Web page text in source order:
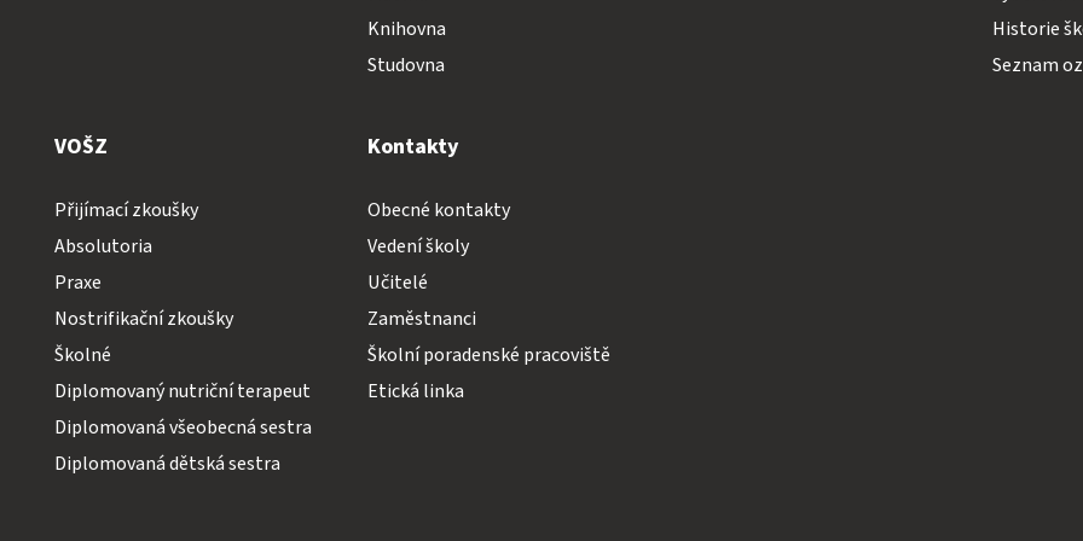
Knihovna
Studovna
Historie
Seznam
VOŠZ
Přijímací zkoušky
Absolutoria
Praxe
Nostrifikační zkoušky
Školné
Diplomovaný nutriční terapeut
Diplomovaná všeobecná sestra
Diplomovaná dětská sestra
Kontakty
Obecné kontakty
Vedení školy
Učitelé
Zaměstnanci
Školní poradenské pracoviště
Etická linka